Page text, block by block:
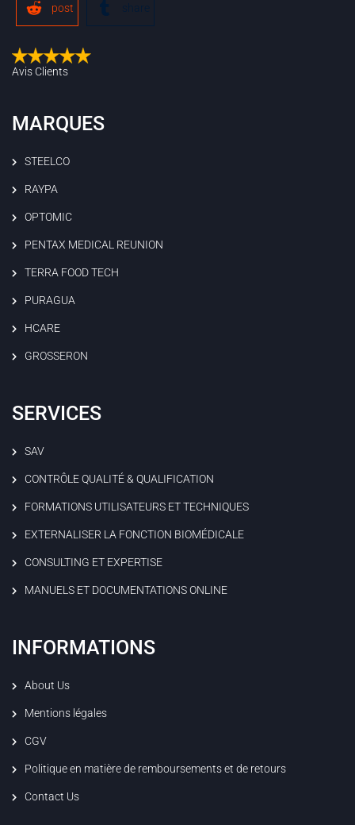
post share
Avis Clients
MARQUES
STEELCO
RAYPA
OPTOMIC
PENTAX MEDICAL REUNION
TERRA FOOD TECH
PURAGUA
HCARE
GROSSERON
SERVICES
SAV
CONTRÔLE QUALITÉ & QUALIFICATION
FORMATIONS UTILISATEURS ET TECHNIQUES
EXTERNALISER LA FONCTION BIOMÉDICALE
CONSULTING ET EXPERTISE
MANUELS ET DOCUMENTATIONS ONLINE
INFORMATIONS
About Us
Mentions légales
CGV
Politique en matière de remboursements et de retours
Contact Us